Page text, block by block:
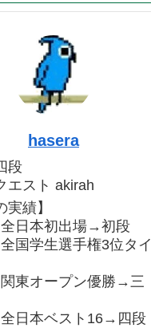
hasera
段
エスト akirah
実績】
日本初出場→初段
国学生選手権3位タイ
東オープン優勝→三
日本ベスト16→四段